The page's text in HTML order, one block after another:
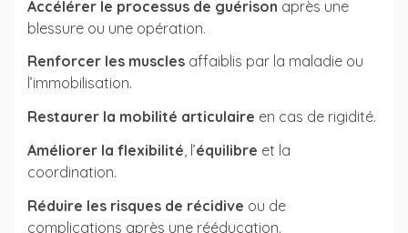
Accélérer le processus de guérison après une
blessure ou une opération.
Renforcer les muscles affaiblis par la maladie ou
l’immobilisation.
Restaurer la mobilité articulaire en cas de rigidité.
Améliorer la flexibilité, l’équilibre et la
coordination.
Réduire les risques de récidive ou de
complications après une rééducation.